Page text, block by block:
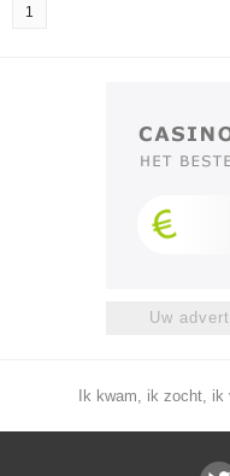
1
Uw
Ik kwam, ik zocht,